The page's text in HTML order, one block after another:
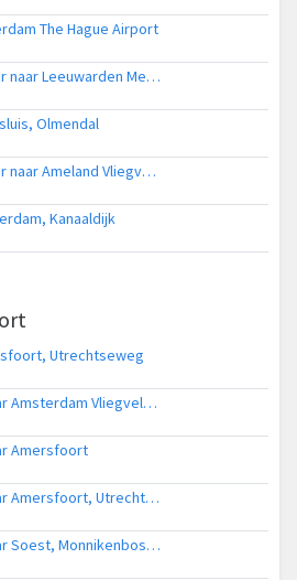
The Hague Airport
Ambulancehelikopter naar Leeuwarden Medical Center Heliport
Olmendal
Ambulancehelikopter naar Ameland Vliegveld Ballum
Kanaaldijk
Utrechtseweg
Politiehelikopter naar Amsterdam Vliegveld Schiphol
Amersfoort
Politiehelikopter naar Amersfoort, Utrechtseweg
Politiehelikopter naar Soest, Monnikenboschweg